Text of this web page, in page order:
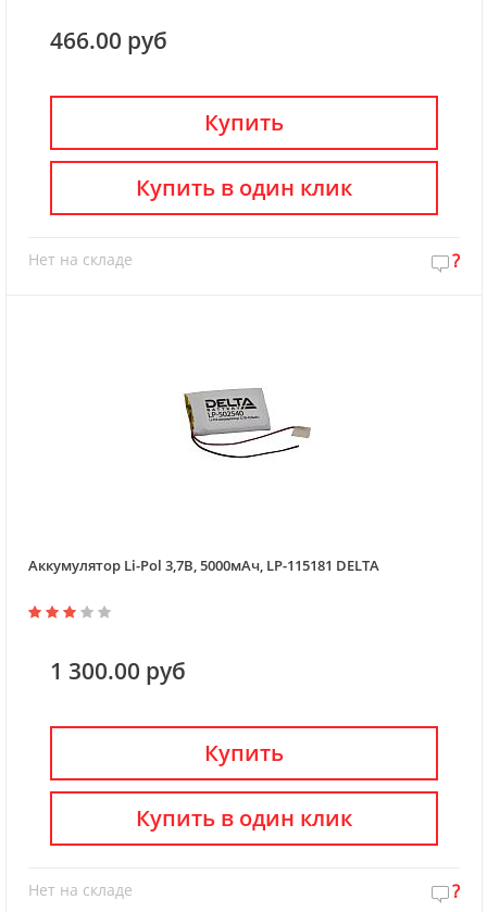
466.00 руб
Купить
Нет на складе ?
Купить в один клик
Аккумулятор Li-Pol 3,7В, 5000мАч, LP-115181 DELTA
1 300.00 руб
Купить
Нет на складе ?
Купить в один клик